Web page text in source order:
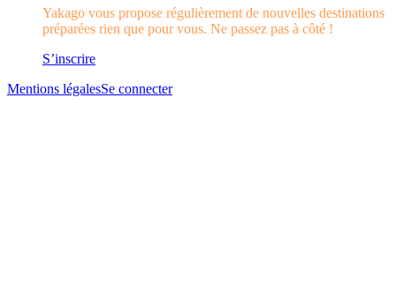
Yakago vous propose régulièrement de nouvelles destinations
préparées rien que pour vous. Ne passez pas à côté !
S’inscrire
Mentions légalesSe connecter